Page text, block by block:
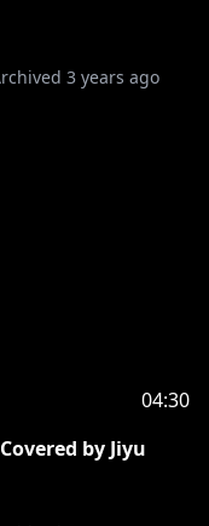
3 years ago
04:30
Covered by Jiyu